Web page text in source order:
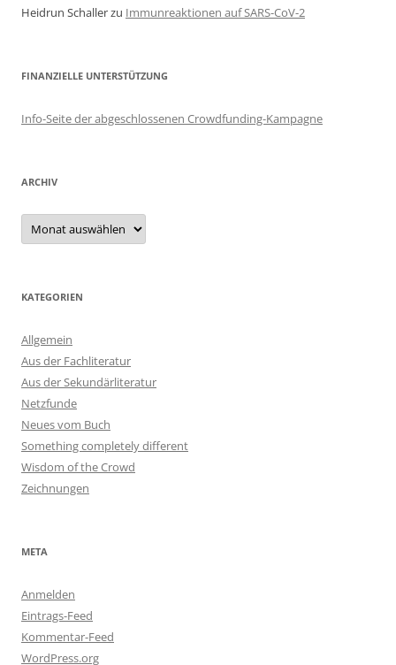
Heidrun Schallerzu Immunreaktionen auf SARS-CoV-2
FINANZIELLE UNTERSTÜTZUNG
Info-Seite der abgeschlossenen Crowdfunding-Kampagne
ARCHIV
Archiv
KATEGORIEN
Allgemein
Aus der Fachliteratur
Aus der Sekundärliteratur
Netzfunde
Neues vom Buch
Something completely different
Wisdom of the Crowd
Zeichnungen
META
Anmelden
Eintrags-Feed
Kommentar-Feed
WordPress.org